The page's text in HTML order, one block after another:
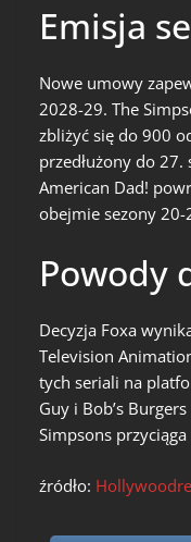
Emisja
Nowe umowy
2028-29. The
zbliżyć się do 900
przedłużony do 27.
American Dad!
obejmie sezony 20-
Powody
Decyzja Foxa
Television
tych seriali na
Guy i Bob’s
Simpsons
źródło: